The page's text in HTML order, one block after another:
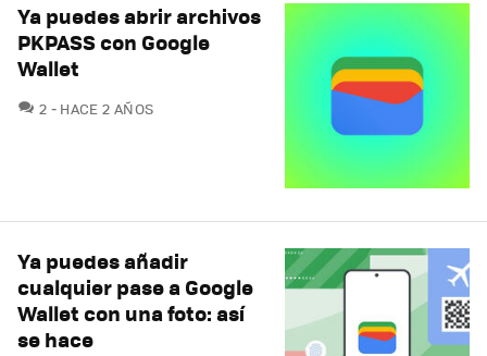
Ya puedes abrir archivos
PKPASS con Google
Wallet
2 COMENTARIOS
HACE 2 AÑOS
Ya puedes añadir
cualquier pase a Google
Wallet con una foto: así
se hace